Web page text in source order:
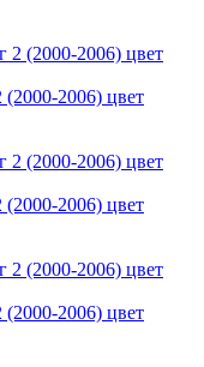
2006) цвет
2006) цвет
2006) цвет